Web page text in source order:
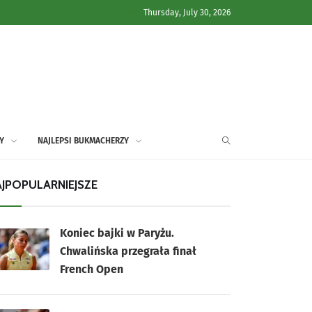
Thursday, July 30, 2026
NAJLEPSI BUKMACHERZY
Koniec bajki w Paryżu.
Chwalińska przegrała finał
French Open